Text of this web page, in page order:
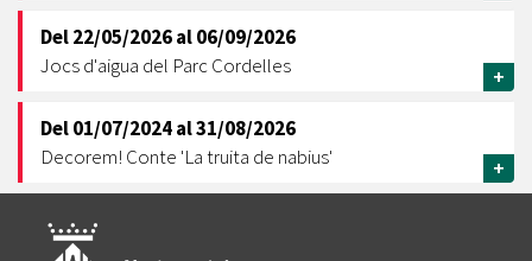
Del22/05/2026al06/09/2026
Jocs d'aigua del Parc Cordelles
+
Del01/07/2024al31/08/2026
Decorem! Conte 'La truita de nabius'
+